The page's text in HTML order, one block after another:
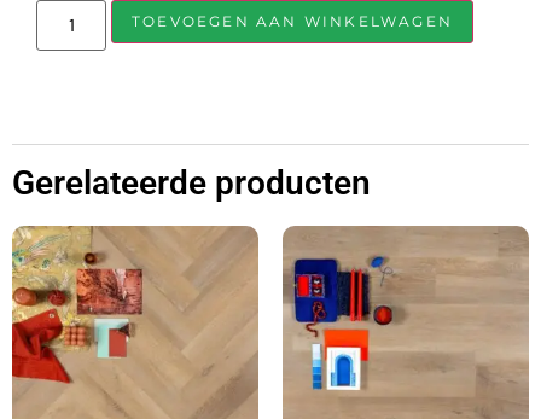
TOEVOEGEN AAN WINKELWAGEN
Gerelateerde producten